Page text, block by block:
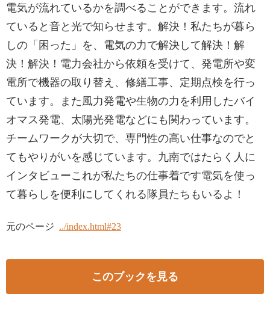
電気が流れているかを調べることができます。流れ
ていると音と光で知らせます。解決！私たちが暮ら
しの「困った」を、電気の力で解決して解決！解
決！解決！電力会社から依頼を受けて、発電所や変
電所で機器の取り替え、修繕工事、定期点検を行っ
ています。また風力発電や生物の力を利用したバイ
オマス発電、太陽光発電などにも関わっています。
チームワークが大切で、専門性の高い仕事なのでと
てもやりがいを感じています。九南ではたらく人に
インタビューこれが私たちの仕事着です電気を使っ
て暮らしを便利にしてくれる隊員たちもいるよ！
元のページ ../index.html#23
このブックを見る